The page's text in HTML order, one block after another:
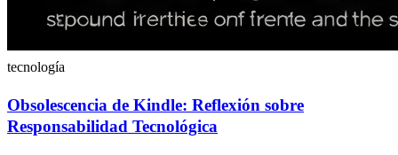
tecnología
Obsolescencia de Kindle: Reflexión sobre
Responsabilidad Tecnológica